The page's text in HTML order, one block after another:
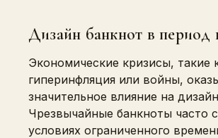
Дизайн банкнот в период
Экономические кризисы, такие
гиперинфляция или войны,
значительное влияние на
Чрезвычайные банкноты часто
условиях ограниченного